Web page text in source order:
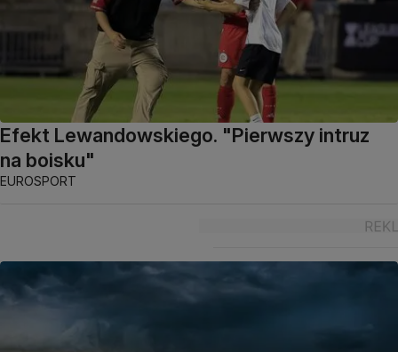
Efekt Lewandowskiego. "Pierwszy intruz
na boisku"
EUROSPORT